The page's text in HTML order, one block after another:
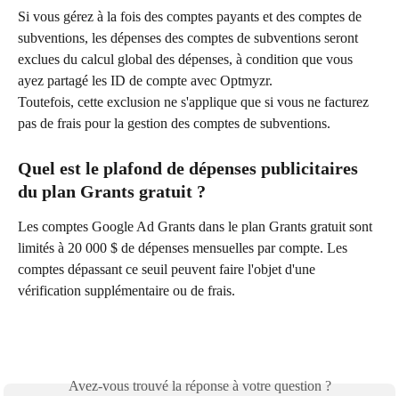
Si vous gérez à la fois des comptes payants et des comptes de
subventions, les dépenses des comptes de subventions seront
exclues du calcul global des dépenses, à condition que vous
ayez partagé les ID de compte avec Optmyzr.
Toutefois, cette exclusion ne s'applique que si vous ne facturez
pas de frais pour la gestion des comptes de subventions.
Quel est le plafond de dépenses publicitaires
du plan Grants gratuit ?
Les comptes Google Ad Grants dans le plan Grants gratuit sont
limités à 20 000 $ de dépenses mensuelles par compte. Les
comptes dépassant ce seuil peuvent faire l'objet d'une
vérification supplémentaire ou de frais.
Avez-vous trouvé la réponse à votre question ?